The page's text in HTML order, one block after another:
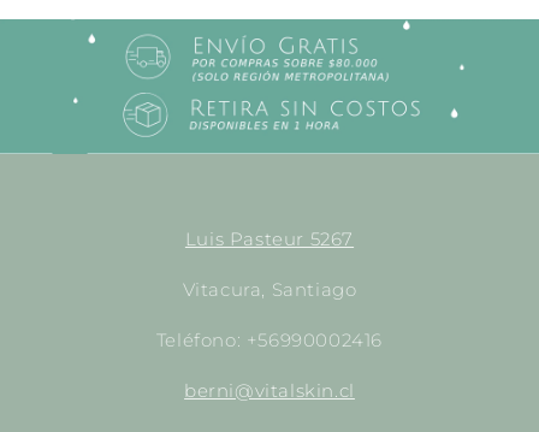
Luis Pasteur 5267
Vitacura, Santiago
Teléfono: +56990002416
berni@vitalskin.cl